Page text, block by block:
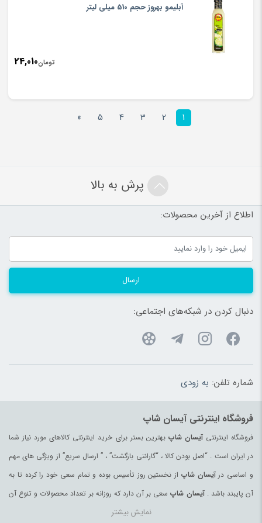
آبلیمو بهروز حجم 510 میلی لیتر
تومان24,010
1
2
3
4
5
»
پرش به بالا
اطلاع از آخرین محصولات:
ارسال
دنبال کردن در شبکه‌های اجتماعی:
شماره تلفن: به زودی
فروشگاه اینترنتی آیسان شاپ
فروشگاه اینترنتیآیسان شاپبهترین بستر برای خرید اینترنتی کالاهای مورد نیاز شما
در ایران است . “اصل بودن کالا ، “گارانتی بازگشت” ، ” ارسال سریع” از ویژگی های مهم
و اساسی درآیسان شاپ از نخستین روز تأسیس بوده و تمام سعی خود را کرده تا به
آن پایبند باشد .آیسان شاپ سعی بر آن دارد که روزانه بر تعداد محصولات و تنوع آن
بیفزاید تا بتواند نیاز همه ی افراد با هر نوع سلیقه را در خرید محصولات اینترنتی مرتفع
نمایش بیشتر